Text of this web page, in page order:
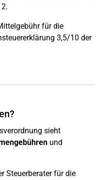
für die
3,5/10 der
sieht
und
Steuerberater für die